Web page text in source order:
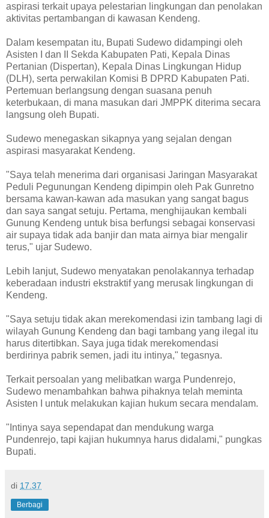
aspirasi terkait upaya pelestarian lingkungan dan penolakan
aktivitas pertambangan di kawasan Kendeng.
Dalam kesempatan itu, Bupati Sudewo didampingi oleh
Asisten I dan II Sekda Kabupaten Pati, Kepala Dinas
Pertanian (Dispertan), Kepala Dinas Lingkungan Hidup
(DLH), serta perwakilan Komisi B DPRD Kabupaten Pati.
Pertemuan berlangsung dengan suasana penuh
keterbukaan, di mana masukan dari JMPPK diterima secara
langsung oleh Bupati.
Sudewo menegaskan sikapnya yang sejalan dengan
aspirasi masyarakat Kendeng.
"Saya telah menerima dari organisasi Jaringan Masyarakat
Peduli Pegunungan Kendeng dipimpin oleh Pak Gunretno
bersama kawan-kawan ada masukan yang sangat bagus
dan saya sangat setuju. Pertama, menghijaukan kembali
Gunung Kendeng untuk bisa berfungsi sebagai konservasi
air supaya tidak ada banjir dan mata airnya biar mengalir
terus," ujar Sudewo.
Lebih lanjut, Sudewo menyatakan penolakannya terhadap
keberadaan industri ekstraktif yang merusak lingkungan di
Kendeng.
"Saya setuju tidak akan merekomendasi izin tambang lagi di
wilayah Gunung Kendeng dan bagi tambang yang ilegal itu
harus ditertibkan. Saya juga tidak merekomendasi
berdirinya pabrik semen, jadi itu intinya," tegasnya.
Terkait persoalan yang melibatkan warga Pundenrejo,
Sudewo menambahkan bahwa pihaknya telah meminta
Asisten I untuk melakukan kajian hukum secara mendalam.
"Intinya saya sependapat dan mendukung warga
Pundenrejo, tapi kajian hukumnya harus didalami," pungkas
Bupati.
di 17.37
Berbagi